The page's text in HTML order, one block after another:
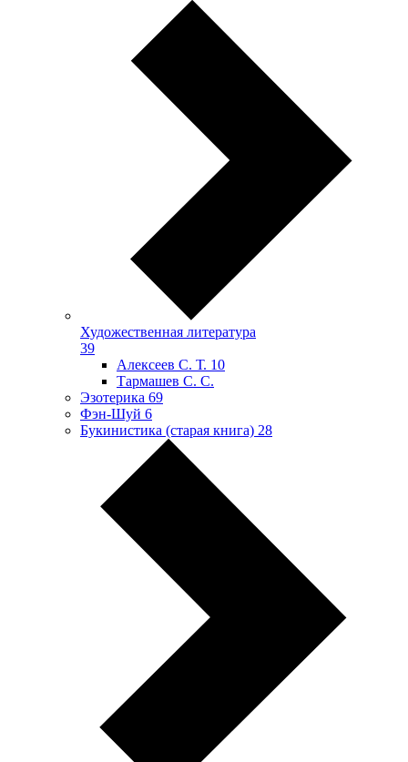
Художественная литература
39
Алексеев С. Т. 10
Тармашев С. С.
Эзотерика 69
Фэн-Шуй 6
Букинистика (старая книга) 28